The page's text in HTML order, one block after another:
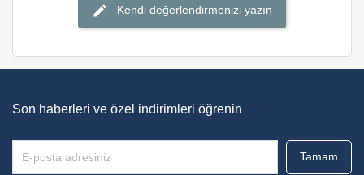
Kendi değerlendirmenizi yazın
Son haberleri ve özel indirimleri öğrenin